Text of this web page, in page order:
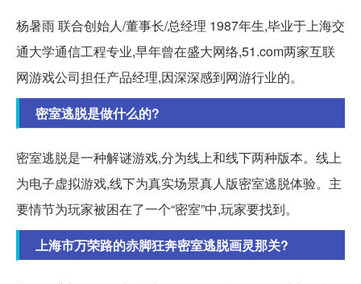
杨暑雨 联合创始人/董事长/总经理 1987年生,毕业于上海交
通大学通信工程专业,早年曾在盛大网络,51.com两家互联
网游戏公司担任产品经理,因深深感到网游行业的。
密室逃脱是做什么的?
密室逃脱是一种解谜游戏,分为线上和线下两种版本。线上
为电子虚拟游戏,线下为真实场景真人版密室逃脱体验。主
要情节为玩家被困在了一个“密室”中,玩家要找到。
上海市万荣路的赤脚狂奔密室逃脱画灵那关?